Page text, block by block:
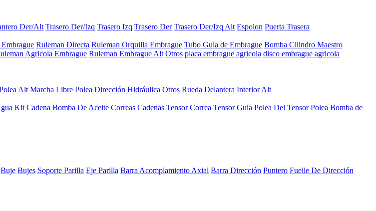
Der/Alt Trasero Der/Izq Trasero Izq Trasero Der Trasero Der/Izq Alt Espolon Puerta Trasera
Ruleman Directa Ruleman Orquilla Embrague Tubo Guia de Embrague Bomba Cilindro Maestro
Agricola Embrague Ruleman Embrague Alt Otros placa embrague agricola disco embrague agricola
Alt Marcha Libre Polea Dirección Hidráulica Otros Rueda Delantera Interior Alt
Kit Cadena Bomba De Aceite Correas Cadenas Tensor Correa Tensor Guia Polea Del Tensor Polea Bomba de
Buje Bujes Soporte Parilla Eje Parilla Barra Acomplamiento Axial Barra Dirección Puntero Fuelle De Dirección